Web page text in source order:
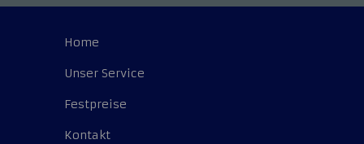
Home
Unser Service
Festpreise
Kontakt